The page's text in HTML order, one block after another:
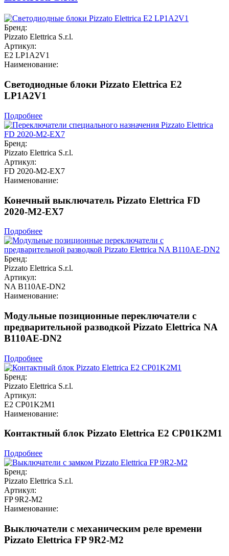
Бренд:
Pizzato Elettrica S.r.l.
Артикул:
E2 LP1A2V1
Наименование:
Светодиодные блоки Pizzato Elettrica E2
LP1A2V1
Подробнее
Бренд:
Pizzato Elettrica S.r.l.
Артикул:
FD 2020-M2-EX7
Наименование:
Конечный выключатель Pizzato Elettrica FD
2020-M2-EX7
Подробнее
Бренд:
Pizzato Elettrica S.r.l.
Артикул:
NA B110AE-DN2
Наименование:
Модульные позиционные переключатели с
предварительной разводкой Pizzato Elettrica NA
B110AE-DN2
Подробнее
Бренд:
Pizzato Elettrica S.r.l.
Артикул:
E2 CP01K2M1
Наименование:
Контактный блок Pizzato Elettrica E2 CP01K2M1
Подробнее
Бренд:
Pizzato Elettrica S.r.l.
Артикул:
FP 9R2-M2
Наименование:
Выключатели с механическим реле времени
Pizzato Elettrica FP 9R2-M2